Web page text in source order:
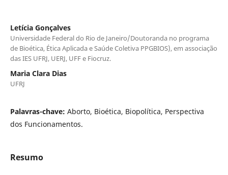
Letícia Gonçalves
Universidade Federal do Rio de Janeiro/Doutoranda no programa
de Bioética, Ética Aplicada e Saúde Coletiva PPGBIOS), em associação
das IES UFRJ, UERJ, UFF e Fiocruz.
Maria Clara Dias
UFRJ
Palavras-chave: Aborto, Bioética, Biopolítica, Perspectiva
dos Funcionamentos.
Resumo